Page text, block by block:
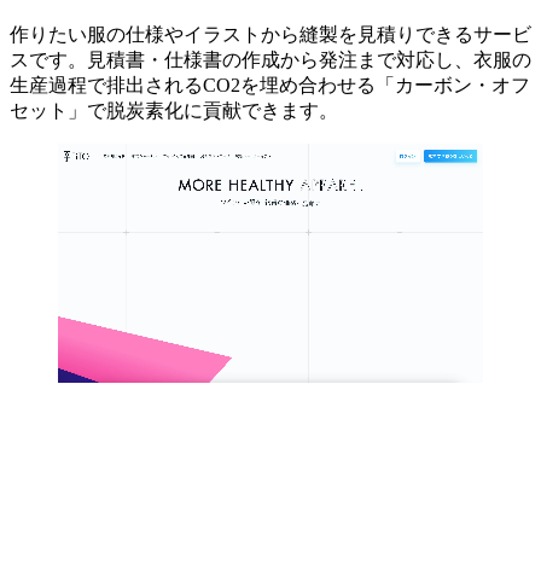
作りたい服の仕様やイラストから縫製を見積りできるサービ
スです。見積書・仕様書の作成から発注まで対応し、衣服の
生産過程で排出されるCO2を埋め合わせる「カーボン・オフ
セット」で脱炭素化に貢献できます。